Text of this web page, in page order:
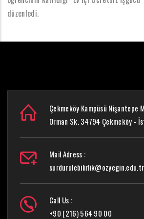
düzenledi.
Çekmeköy Kampüsü Nişantepe
Orman Sk. 34794 Çekmeköy -
Mail Adress :
surdurulebilirlik@ozyegin.edu.tr
Call Us :
+90 (216) 564 90 00